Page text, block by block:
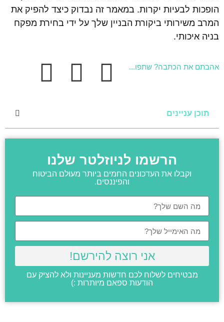
הופכות לבעיות יקרות. במאמר זה נבדוק כיצד להפיק את
המרב משירותי ביקורת הבניין שלך על ידי בחירת מפקח
בניה איכותי.
אהבתם את הכתבה? שתפו...
תוכן עניינים
הרשמו לניוזלטר שלנו
וקבלו את העדכונים החמים ביותר מעולם הביטוח
והפיננסים.
אני רוצה להירשם!
מבטיחים לשלוח לכם חדשות מעניינות ולא להציק עם
הודעות ספאם מיותרות :)